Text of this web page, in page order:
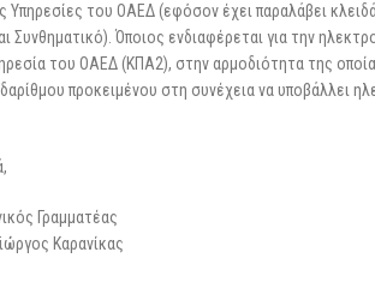
Υπηρεσίες του ΟΑΕΔ (εφόσον έχει παραλάβει
Όποιος ενδιαφέρεται για την
του ΟΑΕΔ (ΚΠΑ2), στην αρμοδιότητα της
προκειμένου στη συνέχεια να υποβάλλει
Γραμματέας
Καρανίκας